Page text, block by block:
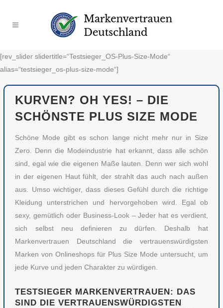
[rev_slider slidertitle=“Testsieger_OS-Plus-Size-Mode“
alias=“testsieger_os-plus-size-mode“]
KURVEN? OH YES! – DIE
SCHÖNSTE PLUS SIZE MODE
Schöne Mode gibt es schon lange nicht mehr nur in Size
Zero. Denn die Modeindustrie hat erkannt, dass alle schön
sind, egal wie die eigenen Maße lauten. Denn wer sich wohl
in der eigenen Haut fühlt, der strahlt das auch nach außen
aus. Umso wichtiger, dass dieses Gefühl durch die richtige
Kleidung unterstrichen und hervorgehoben wird. Egal ob
sexy, gemütlich oder Business-Look – Jeder hat es verdient,
sich selbst neu definieren zu dürfen. Deshalb hat
Markenvertrauen Deutschland die vertrauenswürdigsten
Marken von Onlineshops für Plus Size Mode untersucht, um
jede Kurve und jeden Charakter zu würdigen.
TESTSIEGER MARKENVERTRAUEN: DAS
SIND DIE VERTRAUENSWÜRDIGSTEN